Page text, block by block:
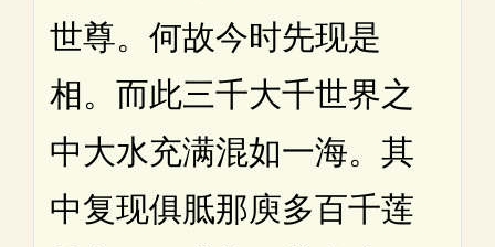
世尊。何故今时先现是
相。而此三千大千世界之
中大水充满混如一海。其
中复现俱胝那庾多百千莲